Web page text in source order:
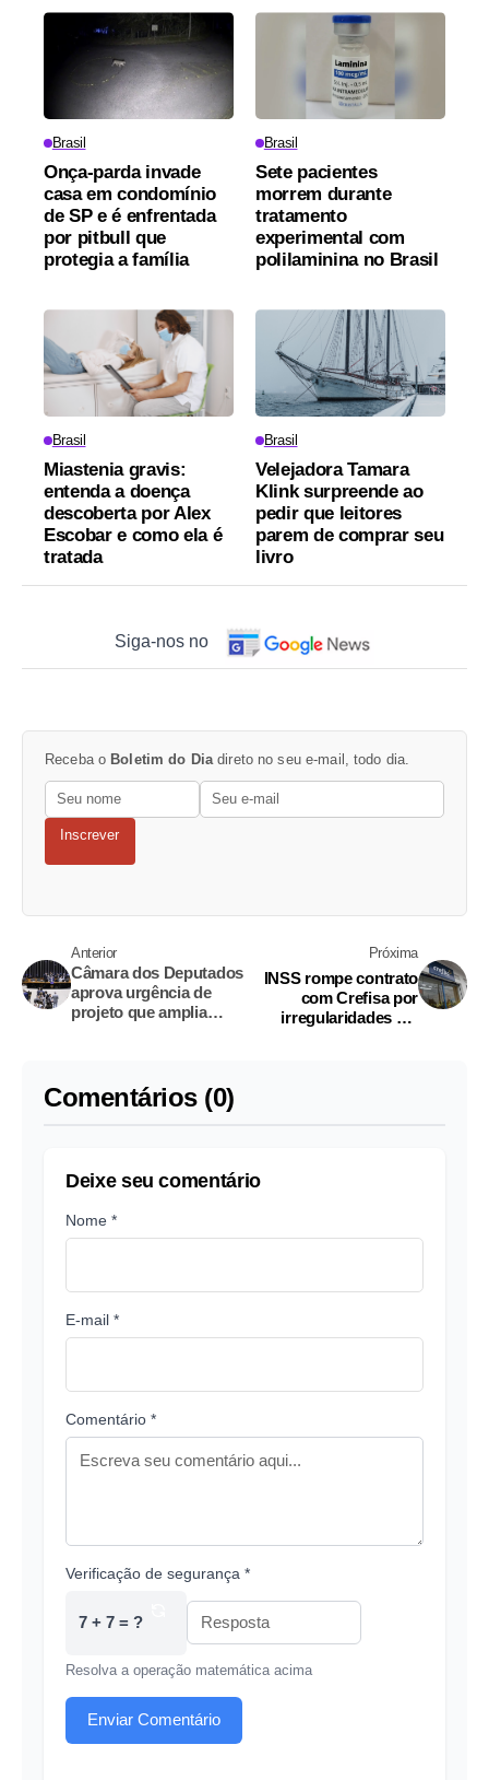
Brasil
Onça-parda invade
casa em condomínio
de SP e é enfrentada
por pitbull que
protegia a família
Brasil
Sete pacientes
morrem durante
tratamento
experimental com
polilaminina no Brasil
Brasil
Miastenia gravis:
entenda a doença
descoberta por Alex
Escobar e como ela é
tratada
Brasil
Velejadora Tamara
Klink surpreende ao
pedir que leitores
parem de comprar seu
livro
Siga-nos no
Receba o Boletim do Diadireto no seu e-mail, todo dia.
Inscrever
Anterior
Câmara dos Deputados
aprova urgência de
projeto que amplia
Próxima
INSS rompe contrato
com Crefisa por
irregularidades em
Comentários (0)
Deixe seu comentário
Nome *
E-mail *
Comentário *
Verificação de segurança *
7 + 7 = ?
Resolva a operação matemática acima
Enviar Comentário